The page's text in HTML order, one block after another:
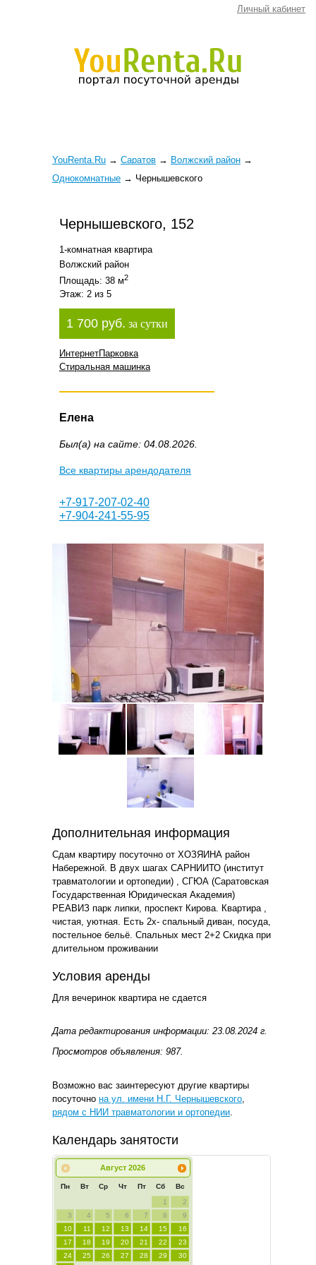
Личный кабинет
YouRenta.Ru → Саратов → Волжский район →
Однокомнатные → Чернышевского
Чернышевского, 152
1-комнатная квартира
Волжский район
Площадь: 38 м2
Этаж: 2 из 5
1 700 руб. за сутки
ИнтернетПарковка
Стиральная машинка
Елена
Был(а) на сайте: 04.08.2026.
Все квартиры арендодателя
+7-917-207-02-40
+7-904-241-55-95
Дополнительная информация
Сдам квартиру посуточно от ХОЗЯИНА район
Набережной. В двух шагах САРНИИТО (институт
травматологии и ортопедии) , СГЮА (Саратовская
Государственная Юридическая Академия)
РЕАВИЗ парк липки, проспект Кирова. Квартира ,
чистая, уютная. Есть 2х- спальный диван, посуда,
постельное бельё. Спальных мест 2+2 Скидка при
длительном проживании
Условия аренды
Для вечеринок квартира не сдается
Дата редактирования информации: 23.08.2024 г.
Просмотров объявления: 987.
Возможно вас заинтересуют другие квартиры
посуточно на ул. имени Н.Г. Чернышевского
рядом с НИИ травматологии и ортопедии
Календарь занятости
Август 2026
Пн Вт Ср Чт Пт Сб Вс
1
2
3
4 5 6 7 8
9
10
11 12 13 14 15
16
17
18 19 20 21 22
23
24
25 26 27 28 29
30